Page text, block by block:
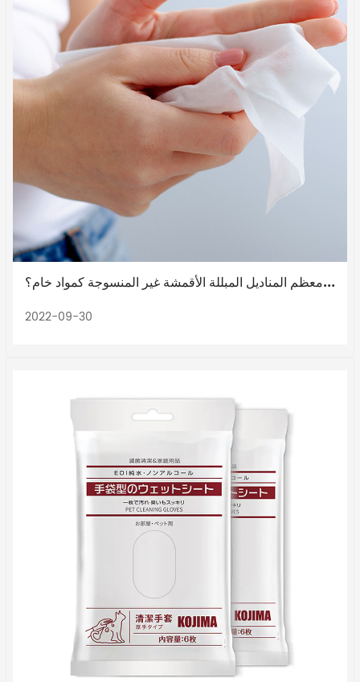
لماذا تختار معظم المناديل المبللة الأقمشة غير المنسوجة كمواد خام؟
2022-09-30